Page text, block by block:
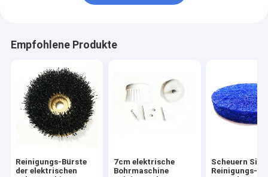
Empfohlene Produkte
Reinigungs-Bürste
der elektrischen
7cm elektrische
Bohrmaschine
Scheuern Sie
Reinigungs-